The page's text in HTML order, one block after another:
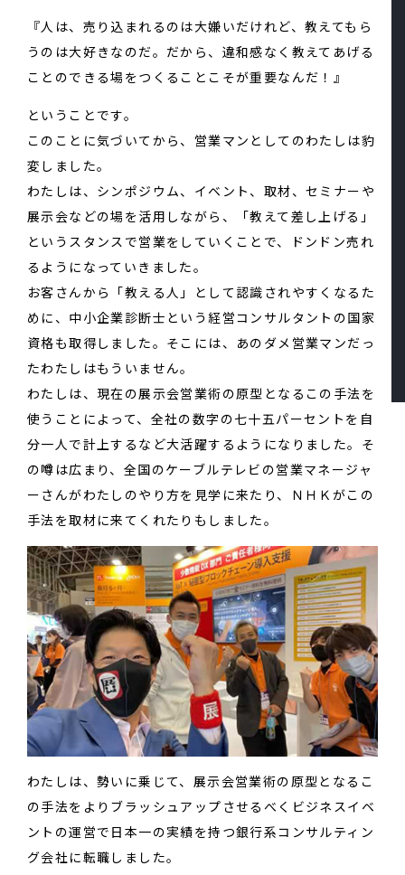
『人は、売り込まれるのは大嫌いだけれど、教えてもら
うのは大好きなのだ。だから、違和感なく教えてあげる
ことのできる場をつくることこそが重要なんだ！』
ということです。
このことに気づいてから、営業マンとしてのわたしは豹
変しました。
わたしは、シンポジウム、イベント、取材、セミナーや
展示会などの場を活用しながら、「教えて差し上げる」
というスタンスで営業をしていくことで、ドンドン売れ
るようになっていきました。
お客さんから「教える人」として認識されやすくなるた
めに、中小企業診断士という経営コンサルタントの国家
資格も取得しました。そこには、あのダメ営業マンだっ
たわたしはもういません。
わたしは、現在の展示会営業術の原型となるこの手法を
使うことによって、全社の数字の七十五パーセントを自
分一人で計上するなど大活躍するようになりました。そ
の噂は広まり、全国のケーブルテレビの営業マネージャ
ーさんがわたしのやり方を見学に来たり、ＮＨＫがこの
手法を取材に来てくれたりもしました。
わたしは、勢いに乗じて、展示会営業術の原型となるこ
の手法をよりブラッシュアップさせるべくビジネスイベ
ントの運営で日本一の実績を持つ銀行系コンサルティン
グ会社に転職しました。